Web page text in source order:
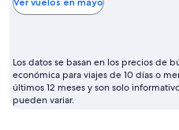
Los datos se basan en los precios de
económica para viajes de 10 días o
últimos 12 meses y son solo
pueden variar.